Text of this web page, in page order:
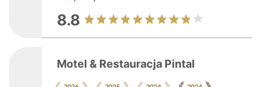
8.8
Motel & Restauracja Pintal